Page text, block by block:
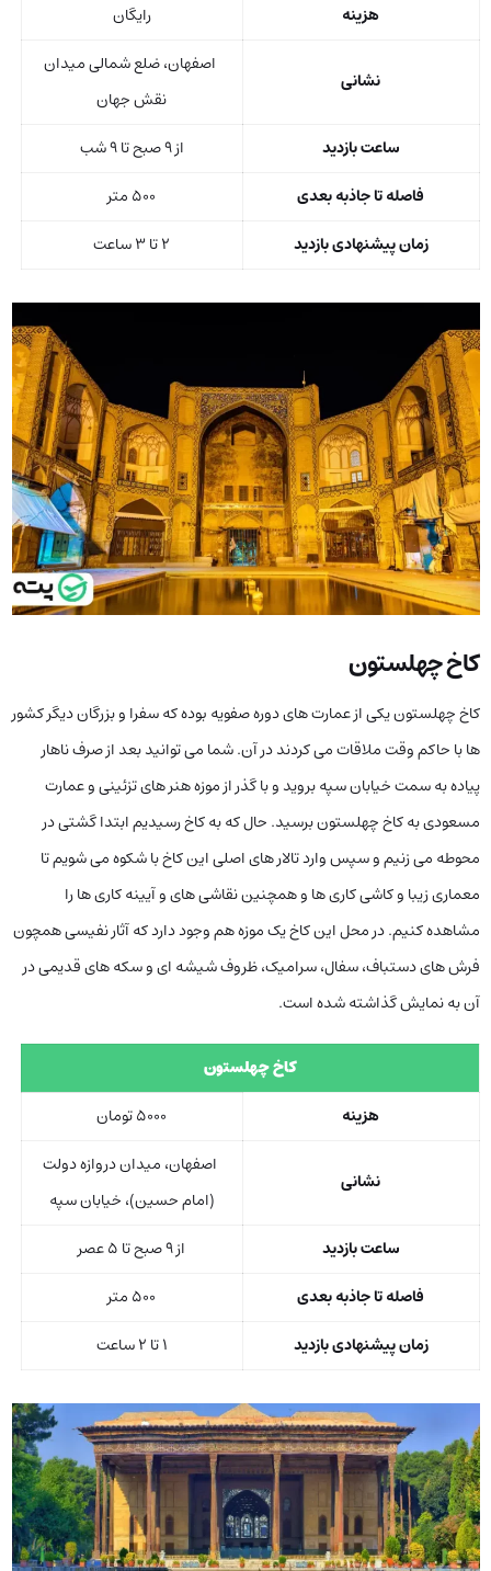
هزینه
رایگان
نشانی
اصفهان، ضلع شمالی میدان
نقش جهان
ساعت بازدید
از ۹ صبح تا ۹ شب
فاصله تا جاذبه بعدی
۵۰۰ متر
زمان پیشنهادی بازدید
۲ تا ۳ ساعت
کاخ چهلستون
کاخ چهلستون یکی از عمارت های دوره صفویه بوده که سفرا و بزرگان دیگر کشور
ها با حاکم وقت ملاقات می کردند در آن. شما می توانید بعد از صرف ناهار
پیاده به سمت خیابان سپه بروید و با گذر از موزه هنر های تزئینی و عمارت
مسعودی به کاخ چهلستون برسید. حال که به کاخ رسیدیم ابتدا گشتی در
محوطه می زنیم و سپس وارد تالار های اصلی این کاخ با شکوه می شویم تا
معماری زیبا و کاشی کاری ها و همچنین نقاشی های و آیینه کاری ها را
مشاهده کنیم.در محل این کاخ یک موزه هم وجود دارد که آثار نفیسی همچون
فرش های دستباف، سفال، سرامیک، ظروف شیشه ای و سکه های قدیمی در
آن به نمایش گذاشته شده است.
کاخ چهلستون
هزینه
۵۰۰۰ تومان
نشانی
اصفهان، میدان دروازه دولت
(امام حسین)، خیابان سپه
ساعت بازدید
از ۹ صبح تا ۵ عصر
فاصله تا جاذبه بعدی
۵۰۰ متر
زمان پیشنهادی بازدید
۱ تا ۲ ساعت